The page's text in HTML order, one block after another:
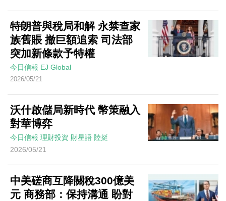
特朗普與稅局和解 永禁查家
族舊賬 撤巨額追索 司法部
突加新條款予特權
今日信報 EJ Global
2026/05/21
沃什啟儲局新時代 幣策融入
對華博弈
今日信報 理財投資 財星語 陸挺
2026/05/21
中美磋商互降關稅300億美
元 商務部：保持溝通 盼對